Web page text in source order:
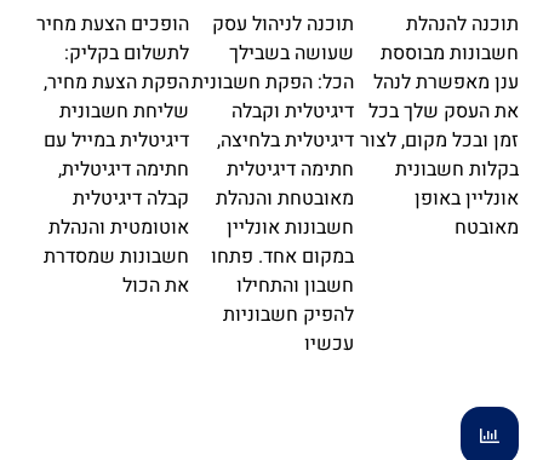
תוכנה להנהלת
חשבונות מבוססת
ענן מאפשרת לנהל
את העסק שלך בכל
זמן ובכל מקום, לצור
בקלות חשבונית
אונליין באופן
מאובטח
תוכנה לניהול עסק
שעושה בשבילך
הכל: הפקת חשבונית
דיגיטלית וקבלה
דיגיטלית בלחיצה,
חתימה דיגיטלית
מאובטחת והנהלת
חשבונות אונליין
במקום אחד. פתחו
חשבון והתחילו
להפיק חשבוניות
עכשיו
הופכים הצעת מחיר
לתשלום בקליק:
הפקת הצעת מחיר,
שליחת חשבונית
דיגיטלית במייל עם
חתימה דיגיטלית,
קבלה דיגיטלית
אוטומטית והנהלת
חשבונות שמסדרת
את הכול